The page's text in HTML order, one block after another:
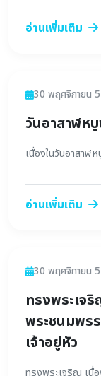
อ่านเพิ่มเติม
ข่าวสาร
30 พฤศจิกายน
วันอาสาฬหบู
เนื่องในวันอาสาฬ
อ่านเพิ่มเติม
ข่าวสาร
30 พฤศจิกายน
ทรงพระเจ
พระชนมพร
เจ้าอยู่หัว
ทรงพระเจริญ เนื่